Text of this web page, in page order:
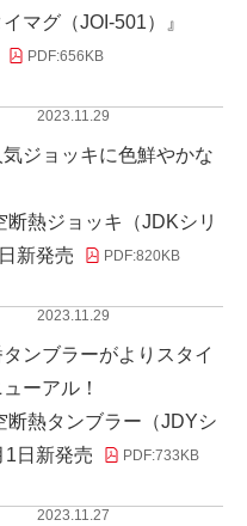
マグ（JOI-501）』
PDF:656KB
2023.11.29
ジョッキに色鮮やかな
断熱ジョッキ（JDKシリ
新発売
PDF:820KB
2023.11.29
ンブラーがよりスタイ
ーアル！
断熱タンブラー（JDYシ
1日新発売
PDF:733KB
2023.11.27